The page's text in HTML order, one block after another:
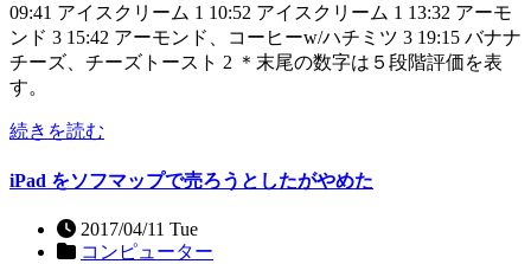
09:41 アイスクリーム 1 10:52 アイスクリーム 1 13:32 アーモ
ンド 3 15:42 アーモンド、コーヒーw/ハチミツ 3 19:15 バナナ
チーズ、チーズトースト 2 ＊末尾の数字は５段階評価を表
す。
続きを読む
iPad をソフマップで売ろうとしたがやめた
2017/04/11 Tue
コンピューター